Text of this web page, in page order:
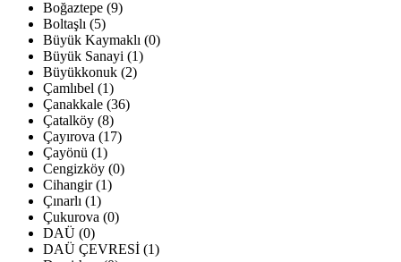
Boğaztepe (9)
Boltaşlı (5)
Büyük Kaymaklı (0)
Büyük Sanayi (1)
Büyükkonuk (2)
Çamlıbel (1)
Çanakkale (36)
Çatalköy (8)
Çayırova (17)
Çayönü (1)
Cengizköy (0)
Cihangir (1)
Çınarlı (1)
Çukurova (0)
DAÜ (0)
DAÜ ÇEVRESİ (1)